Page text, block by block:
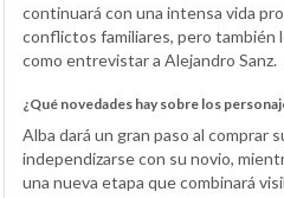
continuará con una intensa vida
conflictos familiares, pero también
como entrevistar a Alejandro Sanz.
¿Qué novedades hay sobre los
Alba dará un gran paso al comprar
independizarse con su novio,
una nueva etapa que combinará